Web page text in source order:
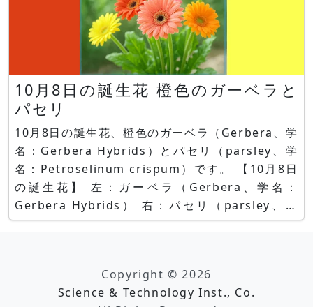
10月8日の誕生花 橙色のガーベラと
パセリ
10月8日の誕生花、橙色のガーベラ（Gerbera、学
名：Gerbera Hybrids）とパセリ（parsley、学
名：Petroselinum crispum）です。 【10月8日
の誕生花】 左：ガーベラ（Gerbera、学名：
Gerbera Hybrids） 右：パセリ（parsley、学
名：Petroselinum crispum） ガーベラとは ガー
Copyright © 2026
Science & Technology Inst., Co.